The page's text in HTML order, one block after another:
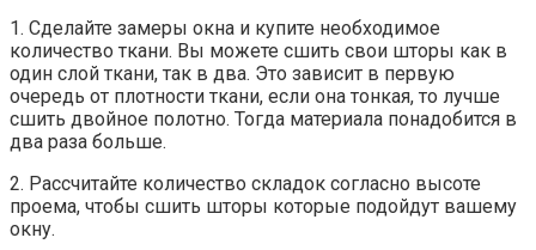
1. Сделайте замеры окна и купите необходимое
количество ткани. Вы можете сшить свои шторы как в
один слой ткани, так в два. Это зависит в первую
очередь от плотности ткани, если она тонкая, то лучше
сшить двойное полотно. Тогда материала понадобится в
два раза больше.
2. Рассчитайте количество складок согласно высоте
проема, чтобы сшить шторы которые подойдут вашему
окну.